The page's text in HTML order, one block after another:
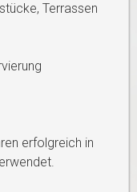
Terrassen
erfolgreich in